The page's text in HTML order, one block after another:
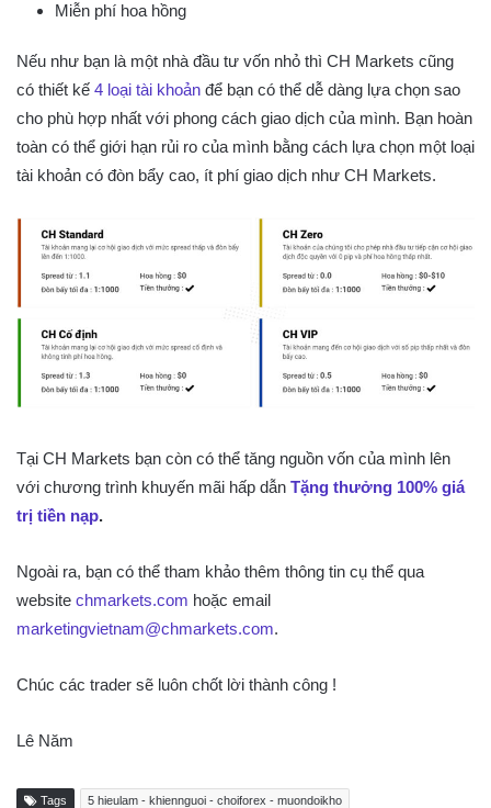
Miễn phí hoa hồng
Nếu như bạn là một nhà đầu tư vốn nhỏ thì CH Markets cũng
có thiết kế 4 loại tài khoản để bạn có thể dễ dàng lựa chọn sao
cho phù hợp nhất với phong cách giao dịch của mình. Bạn hoàn
toàn có thể giới hạn rủi ro của mình bằng cách lựa chọn một loại
tài khoản có đòn bẩy cao, ít phí giao dịch như CH Markets.
Tại CH Markets bạn còn có thể tăng nguồn vốn của mình lên
với chương trình khuyến mãi hấp dẫn Tặng thưởng 100% giá
trị tiền nạp.
Ngoài ra, bạn có thể tham khảo thêm thông tin cụ thể qua
website chmarkets.com hoặc email
marketingvietnam@chmarkets.com.
Chúc các trader sẽ luôn chốt lời thành công !
Lê Năm
Tags 5 hieulam - khiennguoi - choiforex - muondoikho